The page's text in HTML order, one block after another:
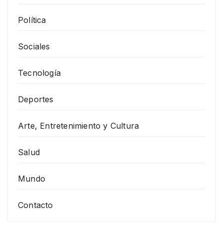
Política
Sociales
Tecnología
Deportes
Arte, Entretenimiento y Cultura
Salud
Mundo
Contacto